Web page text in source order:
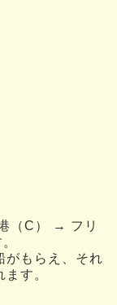
（C） → フリ
がもらえ、それ
す。